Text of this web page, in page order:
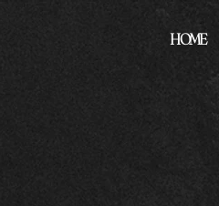
HOME